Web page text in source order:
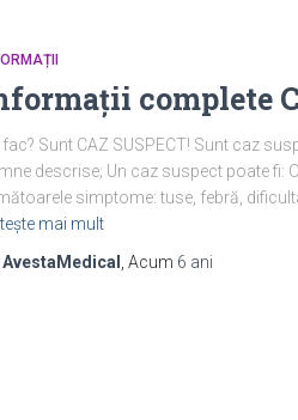
complete
fac? Sunt CAZ SUSPECT! Sunt caz
descrise; Un caz suspect poate fi:
simptome: tuse, febră,
mai mult
AvestaMedical , Acum 6 ani